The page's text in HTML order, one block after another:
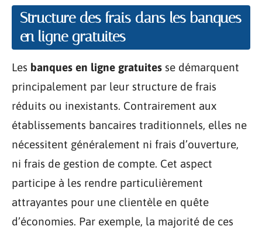
Structure des frais dans les banques
en ligne gratuites
Les banques en ligne gratuites se démarquent
principalement par leur structure de frais
réduits ou inexistants. Contrairement aux
établissements bancaires traditionnels, elles ne
nécessitent généralement ni frais d’ouverture,
ni frais de gestion de compte. Cet aspect
participe à les rendre particulièrement
attrayantes pour une clientèle en quête
d’économies. Par exemple, la majorité de ces